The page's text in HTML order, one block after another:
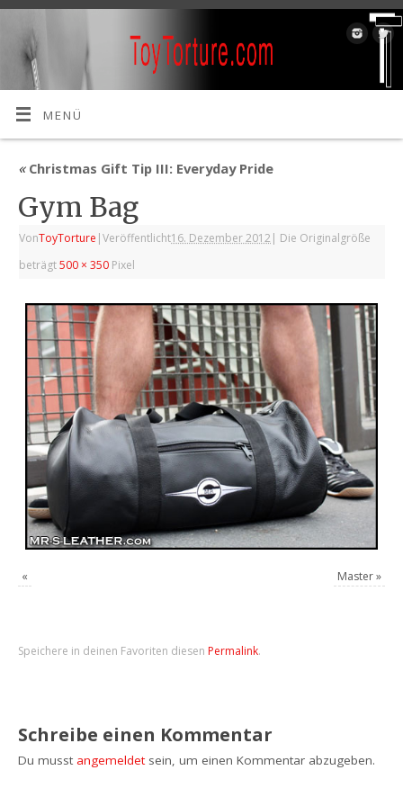
MENÜ
«Christmas Gift Tip III: Everyday Pride
Gym Bag
VonToyTorture |Veröffentlicht16. Dezember 2012 | Die Originalgröße
beträgt500 × 350 Pixel
« Master»
Speichere in deinen Favoriten diesen Permalink.
Schreibe einen Kommentar
Du musst angemeldetsein, um einen Kommentar abzugeben.